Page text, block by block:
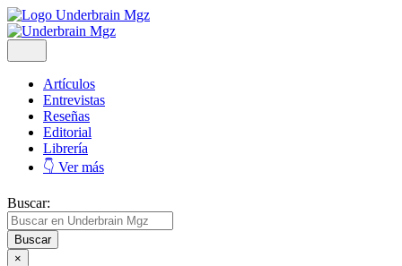
Artículos
Entrevistas
Reseñas
Editorial
Librería
👇 Ver más
Buscar:
×